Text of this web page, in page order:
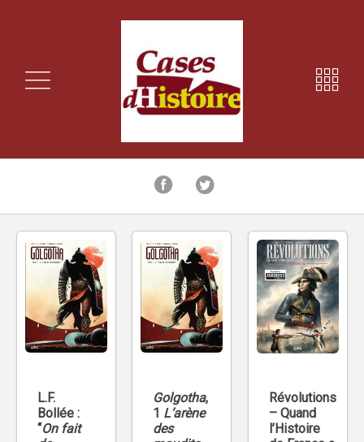
L.F.
Bollée :
“On fait
Golgotha,
1 L’arène
des
Révolutions
– Quand
l’Histoire